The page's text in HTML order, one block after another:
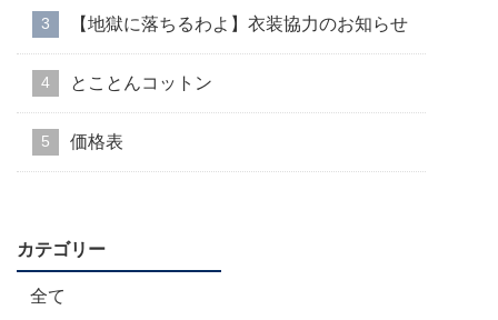
【地獄に落ちるわよ】衣装協力のお知らせ
とことんコットン
価格表
カテゴリー
全て